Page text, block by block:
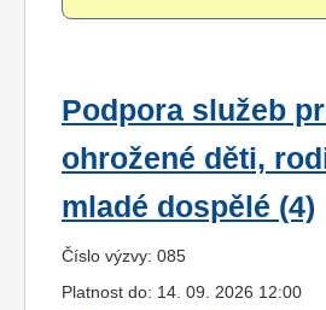
Podpora služeb
ohrožené děti,
mladé dospělé (4)
Číslo výzvy: 085
Platnost do: 14. 09. 2026 12:00